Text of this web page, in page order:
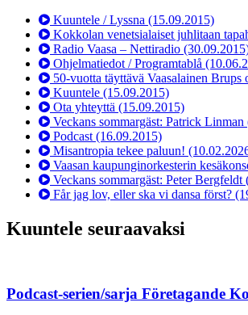
Kuuntele / Lyssna (15.09.2015)
Kokkolan venetsialaiset juhlitaan
Radio Vaasa – Nettiradio
Ohjelmatiedot / Programtablå
50-vuotta täyttävä Vaasalainen Brups
Kuuntele (15.09.2015)
Ota yhteyttä (15.09.2015)
Veckans sommargäst: Patrick Linman
Podcast (16.09.2015)
Misantropia tekee paluun!
Vaasan kaupunginorkesterin
Veckans sommargäst: Peter Bergfeldt
Får jag lov, eller ska vi dansa först?
Kuuntele seuraavaksi
Podcast-serien/sarja Företagande